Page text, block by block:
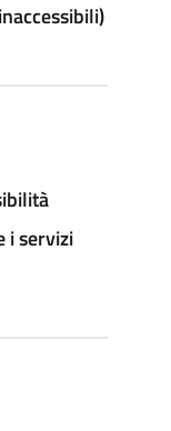
i servizi